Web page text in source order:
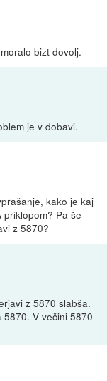
bizt dovolj.
je v dobavi.
kako je kaj
priklopom? Pa še
z 5870?
z 5870 slabša.
V večini 5870